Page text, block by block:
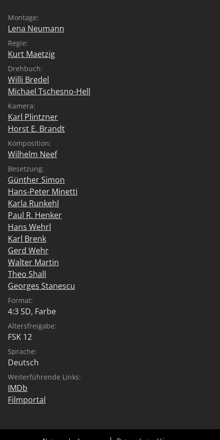
Montage:
Lena Neumann
Regie:
Kurt Maetzig
Drehbuch:
Willi Bredel
Michael Tschesno-Hell
Kamera:
Karl Plintzner
Horst E. Brandt
Komposition:
Wilhelm Neef
Besetzung:
Günther Simon
Hans-Peter Minetti
Karla Runkehl
Paul R. Henker
Hans Wehrl
Karl Brenk
Gerd Wehr
Walter Martin
Theo Shall
Georges Stanescu
Format:
4:3 SD, Farbe
Altersfreigabe:
FSK 12
Sprache:
Deutsch
Weiterführende Links:
IMDb
Filmportal